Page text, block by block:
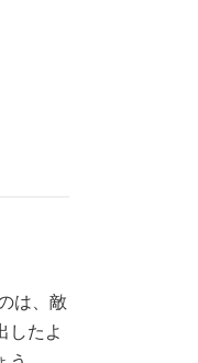
は、敵
したよ